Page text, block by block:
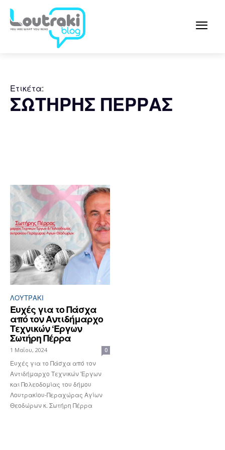
Ετικέτα:
ΣΩΤΗΡΗΣ ΠΕΡΡΑΣ
ΛΟΥΤΡΆΚΙ
Eυχές για το Πάσχα
από τον Αντιδήμαρχο
Τεχνικών ‘Εργων
Σωτήρη Πέρρα
1 Μαΐου, 2024 0
Eυχές για το Πάσχα από τον
Αντιδήμαρχο Τεχνικών 'Εργων
και Πολεοδομίας του δήμου
Λουτρακίου-Περαχώρας Αγίων
Θεοδώρων κ. Σωτήρη Πέρρα